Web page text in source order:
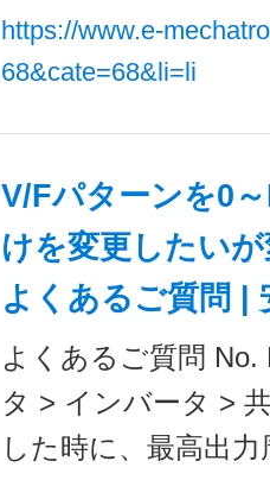
https://www.e-
68&cate=68&li=li
V/Fパターンを0
けを変更したい
よくあるご質問 |
よくあるご質問
タ > インバータ >
した時に、最高出